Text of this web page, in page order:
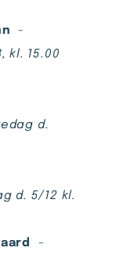
-
kl. 15.00
d.
d. 5/12 kl.
-